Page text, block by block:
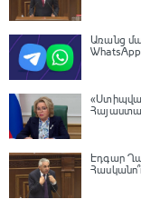
Առանց
«Ստիպված
Էդգար